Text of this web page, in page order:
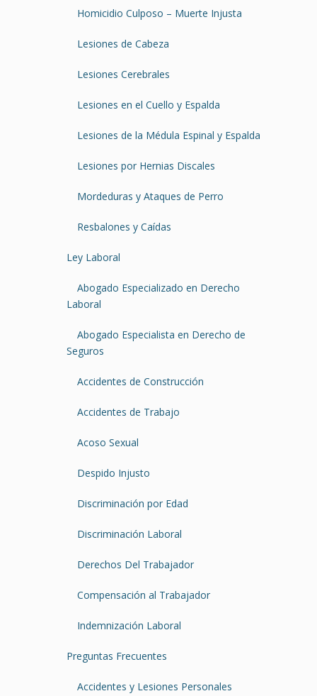
Homicidio Culposo – Muerte Injusta
Lesiones de Cabeza
Lesiones Cerebrales
Lesiones en el Cuello y Espalda
Lesiones de la Médula Espinal y Espalda
Lesiones por Hernias Discales
Mordeduras y Ataques de Perro
Resbalones y Caídas
Ley Laboral
Abogado Especializado en Derecho
Laboral
Abogado Especialista en Derecho de
Seguros
Accidentes de Construcción
Accidentes de Trabajo
Acoso Sexual
Despido Injusto
Discriminación por Edad
Discriminación Laboral
Derechos Del Trabajador
Compensación al Trabajador
Indemnización Laboral
Preguntas Frecuentes
Accidentes y Lesiones Personales